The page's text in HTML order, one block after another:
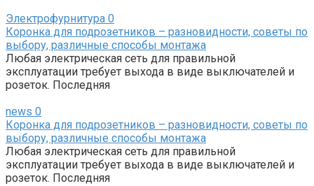
Электрофурнитура 0
Коронка для подрозетников – разновидности, советы по
выбору, различные способы монтажа
Любая электрическая сеть для правильной
эксплуатации требует выхода в виде выключателей и
розеток. Последняя
news 0
Коронка для подрозетников – разновидности, советы по
выбору, различные способы монтажа
Любая электрическая сеть для правильной
эксплуатации требует выхода в виде выключателей и
розеток. Последняя